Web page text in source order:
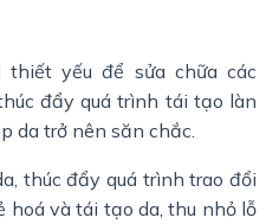
thiết yếu để sửa chữa các
đẩy quá trình tái tạo làn
da trở nên săn chắc.
thúc đẩy quá trình trao đổi
hoá và tái tạo da, thu nhỏ lỗ